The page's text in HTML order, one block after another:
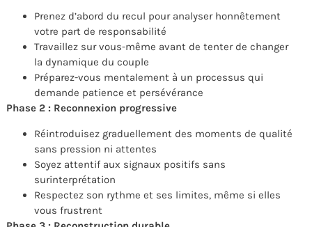
Prenez d’abord du recul pour analyser honnêtement
votre part de responsabilité
Travaillez sur vous-même avant de tenter de changer
la dynamique du couple
Préparez-vous mentalement à un processus qui
demande patience et persévérance
Phase 2 : Reconnexion progressive
Réintroduisez graduellement des moments de qualité
sans pression ni attentes
Soyez attentif aux signaux positifs sans
surinterprétation
Respectez son rythme et ses limites, même si elles
vous frustrent